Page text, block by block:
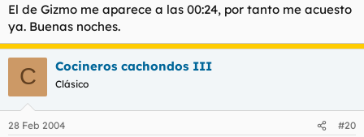
El de Gizmo me aparece a las 00:24, por tanto me acuesto
ya. Buenas noches.
C Cocineros cachondos III
Clásico
28 Feb 2004 #20